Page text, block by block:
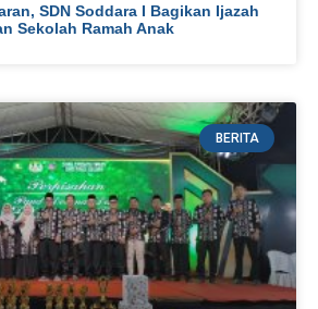
SDN Soddara I Bagikan Ijazah
Sekolah Ramah Anak
BERITA